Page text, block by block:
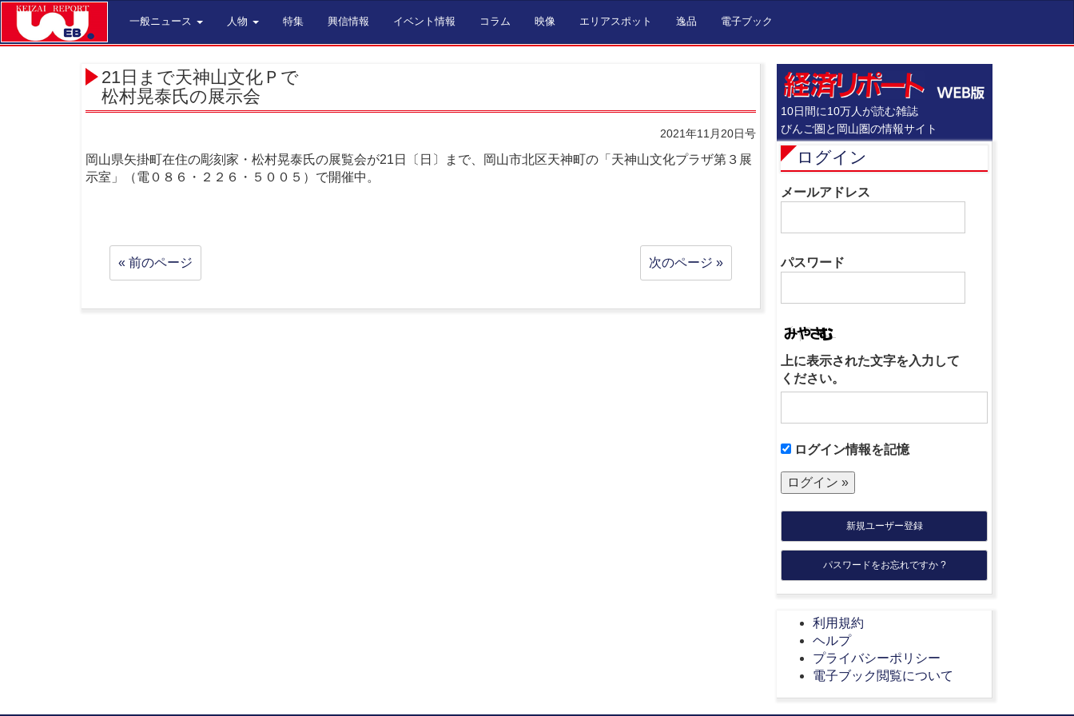
一般ニュース 人物 特集 興信情報 イベント情報 コラム 映像 エリアスポット 逸品 電子ブック
21日まで天神山文化Ｐで
松村晃泰氏の展示会
2021年11月20日号
岡山県矢掛町在住の彫刻家・松村晃泰氏の展覧会が21日〔日〕まで、岡山市北区天神町の「天神山文化プラザ第３展
示室」（電０８６・２２６・５００５）で開催中。
« 前のページ 次のページ »
10日間に10万人が読む雑誌
びんご圏と岡山圏の情報サイト
ログイン
メールアドレス
パスワード
上に表示された文字を入力して
ください。
ログイン情報を記憶
新規ユーザー登録
パスワードをお忘れですか ?
利用規約
ヘルプ
プライバシーポリシー
電子ブック閲覧について